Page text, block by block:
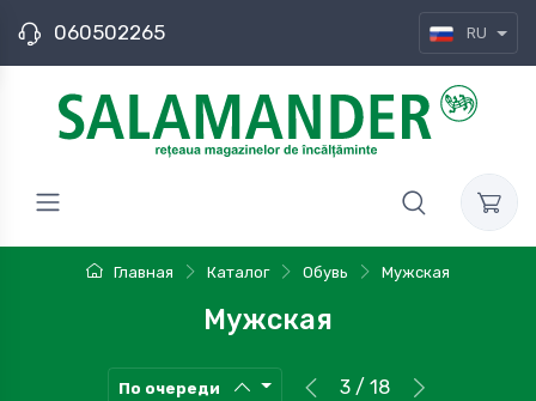
060502265 RU
Главная Каталог Обувь Мужская
Мужская
По очереди 3 / 18